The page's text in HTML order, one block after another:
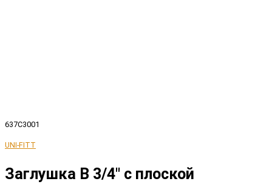
637C3001
UNI-FITT
Заглушка В 3/4" с плоской